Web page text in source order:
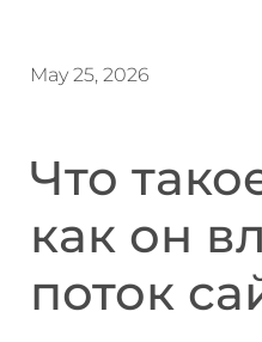
May 25, 2026
Что
как он
поток